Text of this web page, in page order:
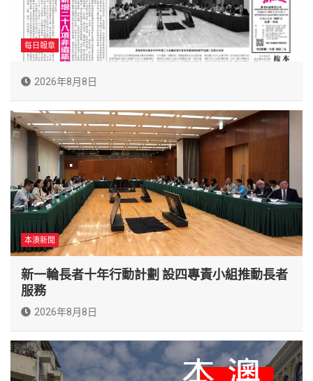
每日報章
2026年8月8日
本澳新聞
新一輪長者十年行動計劃 設四專責小組推動長者
服務
2026年8月8日